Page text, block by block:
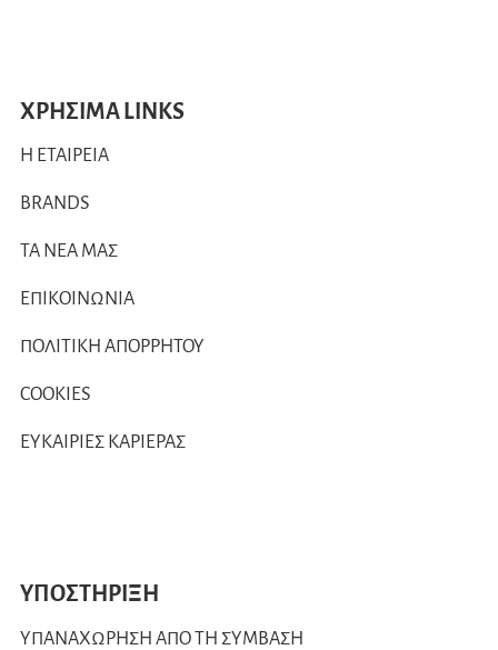
ΧΡΗΣΙΜΑ LINKS
Η ΕΤΑΙΡΕΙΑ
BRANDS
ΤΑ ΝΕΑ ΜΑΣ
ΕΠΙΚΟΙΝΩΝΙΑ
ΠΟΛΙΤΙΚΗ ΑΠΟΡΡΗΤΟΥ
COOKIES
ΕΥΚΑΙΡΙΕΣ ΚΑΡΙΕΡΑΣ
ΥΠΟΣΤΗΡΙΞΗ
ΥΠΑΝΑΧΩΡΗΣΗ ΑΠΟ ΤΗ ΣΥΜΒΑΣΗ